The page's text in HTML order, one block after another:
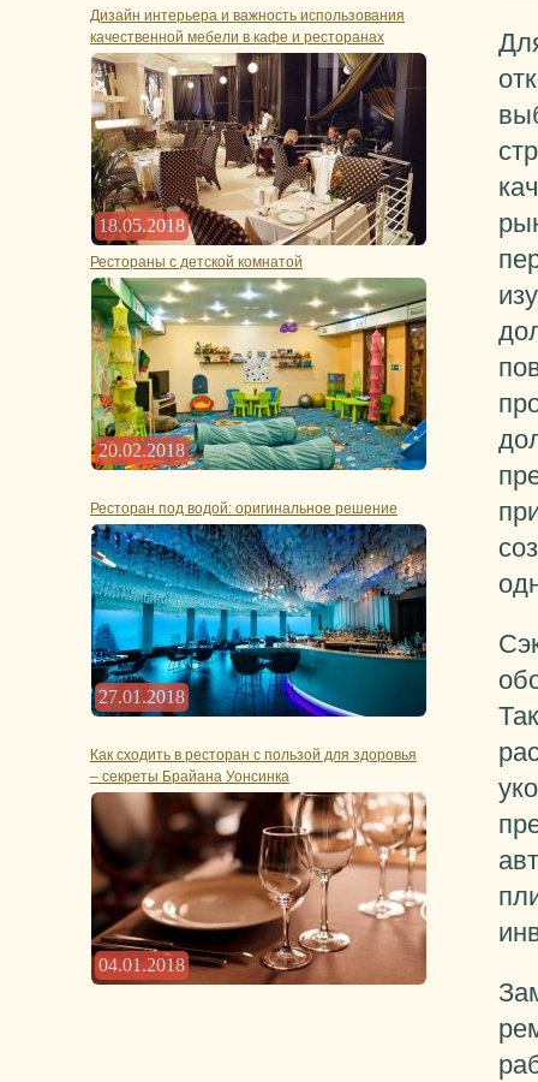
Дизайн интерьера и важность использования
качественной мебели в кафе и ресторанах
18.05.2018
Рестораны с детской комнатой
20.02.2018
Ресторан под водой: оригинальное решение
27.01.2018
Как сходить в ресторан с пользой для здоровья
– секреты Брайана Уонсинка
04.01.2018